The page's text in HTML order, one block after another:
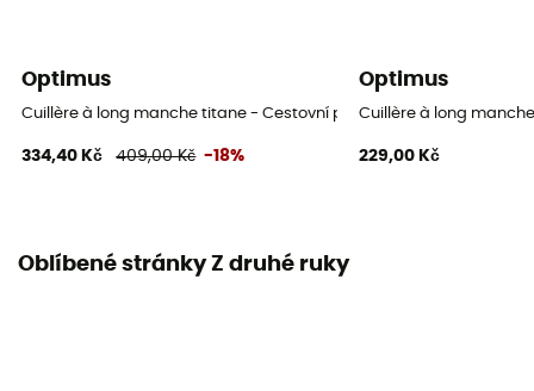
Optimus
Cuillère à long manche titane - Cestovní příbory
334,40 Kč 409,00 Kč -18%
Optimus
Cuillère à long
229,00 Kč
Oblíbené stránky Z druhé ruky